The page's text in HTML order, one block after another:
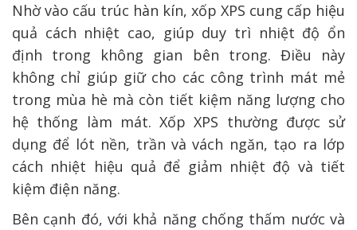
Nhờ vào cấu trúc hàn kín, xốp XPS cung cấp hiệu
quả cách nhiệt cao, giúp duy trì nhiệt độ ổn
định trong không gian bên trong. Điều này
không chỉ giúp giữ cho các công trình mát mẻ
trong mùa hè mà còn tiết kiệm năng lượng cho
hệ thống làm mát. Xốp XPS thường được sử
dụng để lót nền, trần và vách ngăn, tạo ra lớp
cách nhiệt hiệu quả để giảm nhiệt độ và tiết
kiệm điện năng.
Bên cạnh đó, với khả năng chống thấm nước và